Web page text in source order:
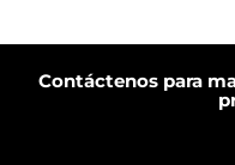
Contáctenos para